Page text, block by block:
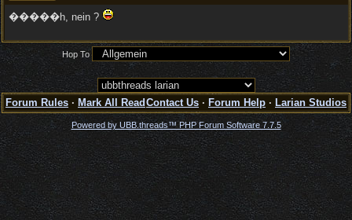
�����h, nein ?
Hop To
Forum Rules · Mark All Read Contact Us · Forum Help · Larian Studios
Powered by UBB.threads™ PHP Forum Software 7.7.5